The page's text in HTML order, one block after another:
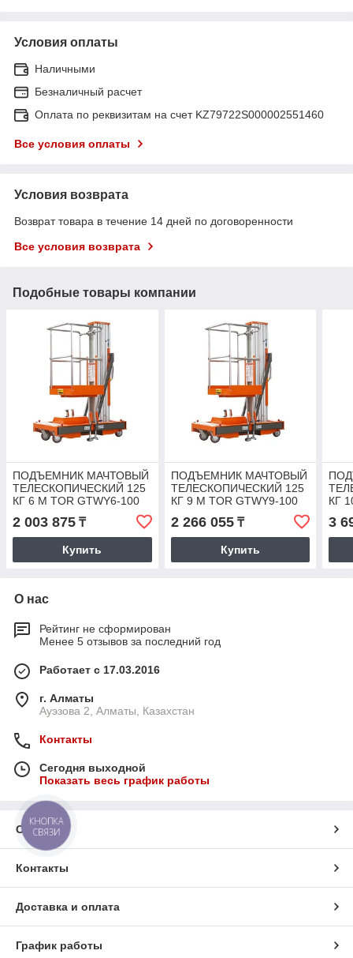
Условия оплаты
Наличными
Безналичный расчет
Оплата по реквизитам на счет KZ79722S000002551460
Все условия оплаты
Условия возврата
Возврат товара в течение 14 дней по договоренности
Все условия возврата
Подобные товары компании
ПОДЪЕМНИК МАЧТОВЫЙ
ТЕЛЕСКОПИЧЕСКИЙ 125
КГ 6 М TOR GTWY6-100
(АВТОНОМНЫЙ) (G)
2 003 875 ₸
Купить
ПОДЪЕМНИК МАЧТОВЫЙ
ТЕЛЕСКОПИЧЕСКИЙ 125
КГ 9 М TOR GTWY9-100
(АВТОНОМНЫЙ) (G)
2 266 055₸
Купить
КГ
3
О нас
Рейтинг не сформирован
Менее 5 отзывов за последний год
Работает с 17.03.2016
г. Алматы
Ауэзова 2, Алматы, Казахстан
Контакты
Сегодня выходной
Показать весь график работы
О нас
Контакты
Доставка и оплата
График работы
КНОПКА
СВЯЗИ